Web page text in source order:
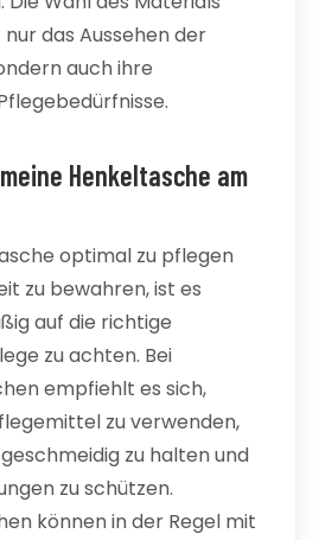
das Aussehen der
auch ihre
Henkeltasche am
optimal zu pflegen
zu bewahren, ist es
auf die richtige
zu achten. Bei
empfiehlt es sich,
zu verwenden,
zu halten und
zu schützen.
können in der Regel mit